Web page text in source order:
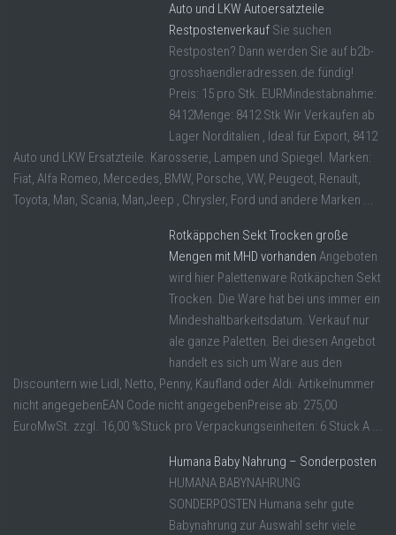
Auto und LKW Autoersatzteile
Restpostenverkauf Sie suchen
Restposten? Dann werden Sie auf b2b-
grosshaendleradressen.de fündig!
Preis: 15 pro Stk. EURMindestabnahme:
8412Menge: 8412 Stk Wir Verkaufen ab
Lager Norditalien , Ideal für Export, 8412
Auto und LKW Ersatzteile. Karosserie, Lampen und Spiegel. Marken:
Fiat, Alfa Romeo, Mercedes, BMW, Porsche, VW, Peugeot, Renault,
Toyota, Man, Scania, Man,Jeep , Chrysler, Ford und andere Marken ...
Rotkäppchen Sekt Trocken große
Mengen mit MHD vorhanden Angeboten
wird hier Palettenware Rotkäpchen Sekt
Trocken. Die Ware hat bei uns immer ein
Mindeshaltbarkeitsdatum. Verkauf nur
ale ganze Paletten. Bei diesen Angebot
handelt es sich um Ware aus den
Discountern wie Lidl, Netto, Penny, Kaufland oder Aldi. Artikelnummer
nicht angegebenEAN Code nicht angegebenPreise ab: 275,00
EuroMwSt. zzgl. 16,00 %Stück pro Verpackungseinheiten: 6 Stück A ...
Humana Baby Nahrung – Sonderposten
HUMANA BABYNAHRUNG
SONDERPOSTEN Humana sehr gute
Babynahrung zur Auswahl sehr viele